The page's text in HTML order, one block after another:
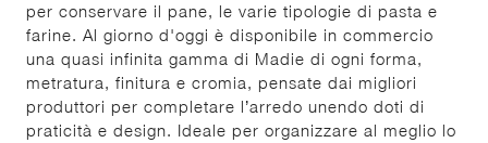
per conservare il pane, le varie tipologie di pasta e
farine. Al giorno d'oggi è disponibile in commercio
una quasi infinita gamma di Madie di ogni forma,
metratura, finitura e cromia, pensate dai migliori
produttori per completare l’arredo unendo doti di
praticità e design. Ideale per organizzare al meglio lo